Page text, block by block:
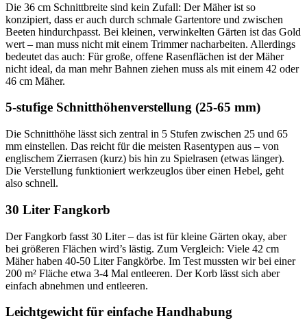
Die 36 cm Schnittbreite sind kein Zufall: Der Mäher ist so
konzipiert, dass er auch durch schmale Gartentore und zwischen
Beeten hindurchpasst. Bei kleinen, verwinkelten Gärten ist das Gold
wert – man muss nicht mit einem Trimmer nacharbeiten. Allerdings
bedeutet das auch: Für große, offene Rasenflächen ist der Mäher
nicht ideal, da man mehr Bahnen ziehen muss als mit einem 42 oder
46 cm Mäher.
5-stufige Schnitthöhenverstellung (25-65 mm)
Die Schnitthöhe lässt sich zentral in 5 Stufen zwischen 25 und 65
mm einstellen. Das reicht für die meisten Rasentypen aus – von
englischem Zierrasen (kurz) bis hin zu Spielrasen (etwas länger).
Die Verstellung funktioniert werkzeuglos über einen Hebel, geht
also schnell.
30 Liter Fangkorb
Der Fangkorb fasst 30 Liter – das ist für kleine Gärten okay, aber
bei größeren Flächen wird’s lästig. Zum Vergleich: Viele 42 cm
Mäher haben 40-50 Liter Fangkörbe. Im Test mussten wir bei einer
200 m² Fläche etwa 3-4 Mal entleeren. Der Korb lässt sich aber
einfach abnehmen und entleeren.
Leichtgewicht für einfache Handhabung